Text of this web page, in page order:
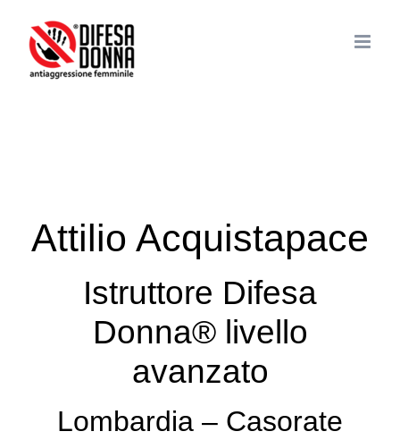
contenuto
Attilio Acquistapace
Istruttore Difesa
Donna® livello
avanzato
Lombardia – Casorate